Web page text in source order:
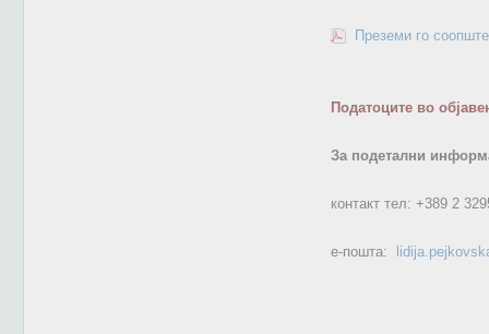
Преземи го
Податоците во
За подетални
контакт тел: +389 2
е-пошта: